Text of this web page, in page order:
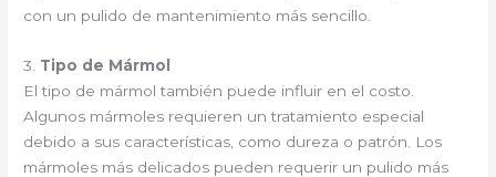
con un pulido de mantenimiento más sencillo.
3. Tipo de Mármol
El tipo de mármol también puede influir en el costo.
Algunos mármoles requieren un tratamiento especial
debido a sus características, como dureza o patrón. Los
mármoles más delicados pueden requerir un pulido más